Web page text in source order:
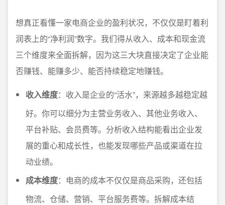
想真正看懂一家电商企业的盈利状况，不仅仅是盯着利
润表上的“净利润”数字。我们得从收入、成本和现金流
三个维度来全面拆解，因为这三大块直接决定了企业能
否赚钱、能赚多少、能否持续稳定地赚钱。
收入维度：收入是企业的“活水”，来源越多越稳定越
好。你可以细分为主营业务收入、其他业务收入、
平台补贴、会员费等。分析收入结构能看出企业发
展的重心和成长性，也能发现哪些产品或渠道在拉
动业绩。
成本维度：电商的成本不仅仅是商品采购，还包括
物流、仓储、营销、平台服务费等。拆解成本结